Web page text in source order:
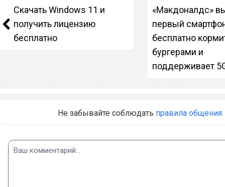
Скачать Windows 11 и
получить лицензию
бесплатно
«Макдоналдс»
первый
бесплатно
бургерами и
поддерживает
Не забывайте соблюдать правила общения.